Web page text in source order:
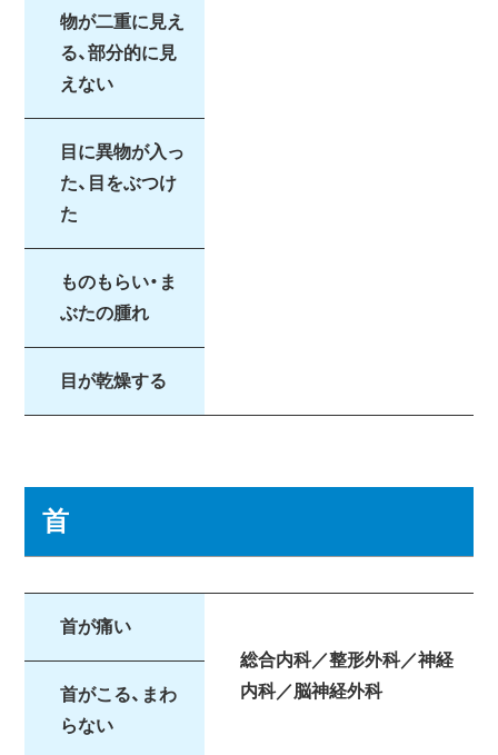
物が二重に見え
る、部分的に見
えない
目に異物が入っ
た、目をぶつけ
た
ものもらい・ま
ぶたの腫れ
目が乾燥する
首
首が痛い
首がこる、まわ
らない
総合内科／整形外科／神経
内科／脳神経外科